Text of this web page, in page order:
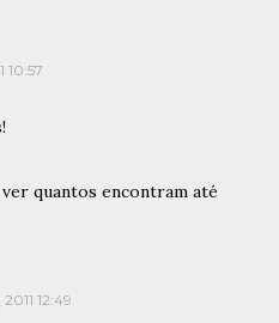
10:57
quantos encontram até
12:49